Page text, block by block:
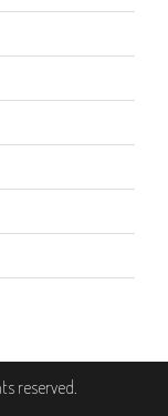
reserved